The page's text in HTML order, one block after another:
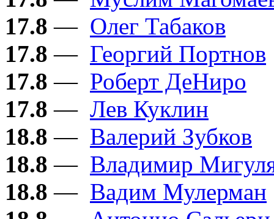
17.8 — Олег Табаков
17.8 — Георгий Портнов
17.8 — Роберт ДеНиро
17.8 — Лев Куклин
18.8 — Валерий Зубков
18.8 — Владимир
18.8 — Вадим Мулерман